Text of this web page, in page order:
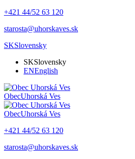
+421 44/52 63 120
starosta@uhorskaves.sk
SKSlovensky
SKSlovensky
ENEnglish
ObecUhorská Ves
ObecUhorská Ves
+421 44/52 63 120
starosta@uhorskaves.sk